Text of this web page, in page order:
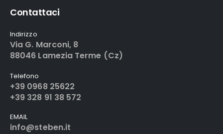
Contattaci
Indirizzo
Via G. Marconi, 8
88046 Lamezia Terme (Cz)
Telefono
+39 0968 25622
+39 328 91 38 572
EMAIL
info@steben.it